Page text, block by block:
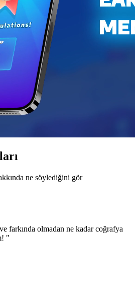
ne söylediğini gör
farkında olmadan ne kadar coğrafya
"